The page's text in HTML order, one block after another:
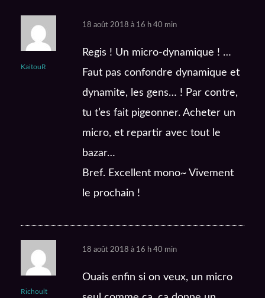
KaitouR
18 août 2018 à 16 h 40 min
Regis ! Un micro-dynamique ! …
Faut pas confondre dynamique et
dynamite, les gens… ! Par contre,
tu t’es fait pigeonner. Acheter un
micro, et repartir avec tout le
bazar…
Bref. Excellent mono~ Vivement
le prochain !
Richoult
18 août 2018 à 16 h 40 min
Ouais enfin si on veux, un micro